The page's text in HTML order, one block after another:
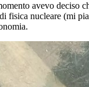
avevo deciso
fisica nucleare (mi